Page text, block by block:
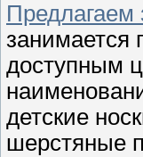
Предлагаем
занимается
доступным
детские
шерстяные